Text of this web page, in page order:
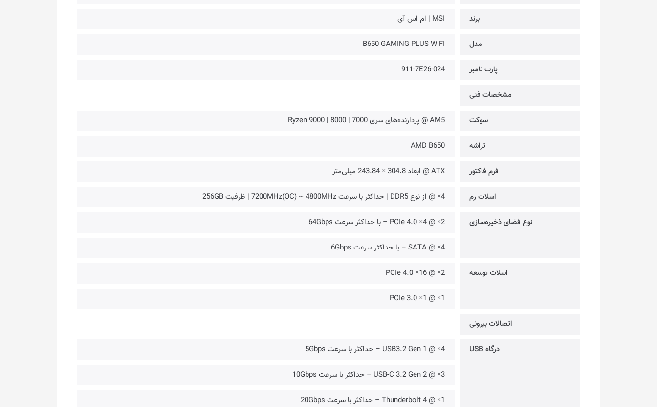
برند MSI | ام اس آی
مدل B650 GAMING PLUS WIFI
پارت نامبر 911-7E26-024
مشخصات فنی
سوکت AM5 @ پردازنده‌های سری Ryzen 9000 | 8000 | 7000
تراشه AMD B650
فرم فاکتور ATX @ ابعاد 304.8 × 243.84 میلی‌متر
اسلات رم 4× @ از نوع DDR5 | حداکثر با سرعت 7200MHz(OC) ~ 4800MHz | ظرفیت 256GB
نوع فضای ذخیره‌سازی 2× @ PCIe 4.0 ×4 – با حداکثر سرعت 64Gbps
4× @ SATA – با حداکثر سرعت 6Gbps
اسلات توسعه 2× @ PCIe 4.0 ×16
1× @ PCIe 3.0 ×1
اتصالات بیرونی
درگاه USB 4× @ USB3.2 Gen 1 – حداکثر با سرعت 5Gbps
3× @ USB-C 3.2 Gen 2 – حداکثر با سرعت 10Gbps
1× @ Thunderbolt 4 – حداکثر با سرعت 20Gbps